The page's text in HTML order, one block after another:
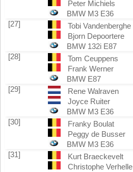
Peter Michiels
BMW M3 E36
[27]
Tobi Vandenberghe
Bjorn Depoortere
BMW 132i E87
[28]
Tom Ceuppens
Frank Werner
BMW E87
[29]
Rene Walraven
Joyce Ruiter
BMW M3 E36
[30]
Franky Boulat
Peggy de Busser
BMW M3 E36
[31]
Kurt Braeckevelt
Christophe Verhelle